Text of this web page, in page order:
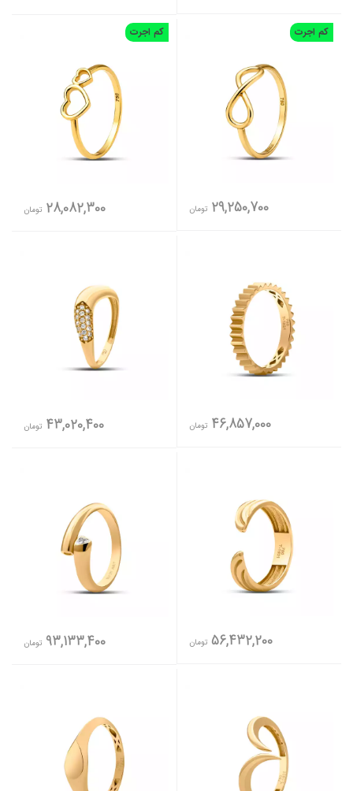
کم اجرت
29,250,700 تومان
کم اجرت
28,082,300 تومان
46,857,000 تومان 43,020,400 تومان
56,432,200 تومان 93,133,400 تومان